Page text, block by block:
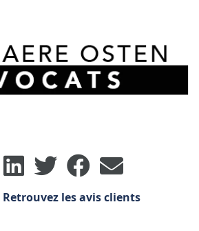
Retrouvez les avis clients